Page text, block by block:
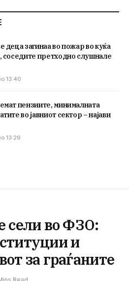
деца загинаа во пожар во куќа
соседите претходно слушнале
13:40
пензиите, минималната
во јавниот сектор – најави
13:29
сели во ФЗО:
и
за граѓаните